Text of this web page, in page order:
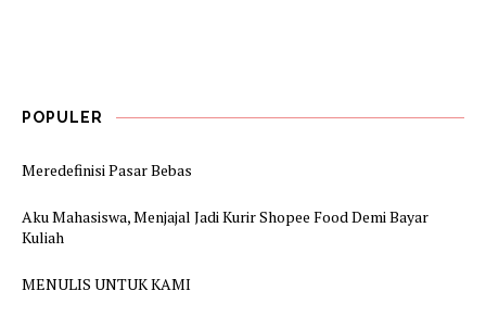
POPULER
Meredefinisi Pasar Bebas
Aku Mahasiswa, Menjajal Jadi Kurir Shopee Food Demi Bayar
Kuliah
MENULIS UNTUK KAMI